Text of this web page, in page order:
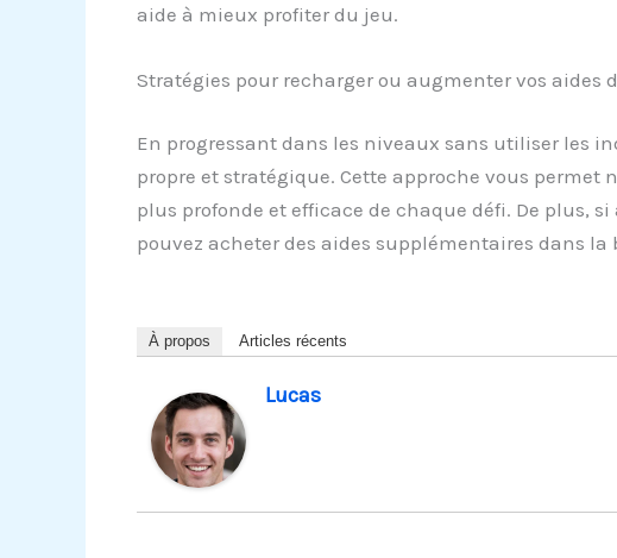
aide à mieux profiter du jeu.
Stratégies pour recharger ou augmenter vos aides
En progressant dans les niveaux sans utiliser les
propre et stratégique. Cette approche vous
plus profonde et efficace de chaque défi. De plus,
pouvez acheter des aides supplémentaires dans
À propos Articles récents
Lucas